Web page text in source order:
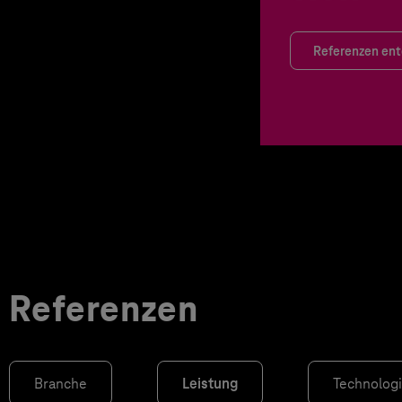
Referenzen
Referenzen
Branche Leistung